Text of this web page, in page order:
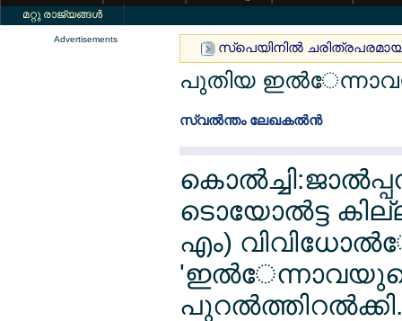
മറ്റു രാജ്യങ്ങള്‍
Advertisements
സ്പെയിനില്‍
പുതിയ
സ്വല്‍ന്തം ലേഖകല്‍ന്‍
ടൊയോല്‍ട്ട
എം)
'ഇല്‍േന്നാവയുടെ